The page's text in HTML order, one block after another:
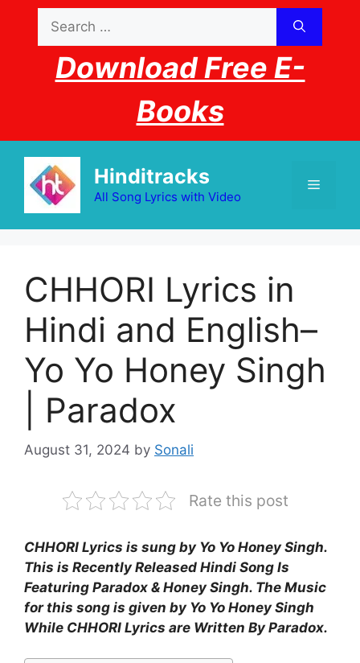
content
for:
Download Free E-
Books
Hinditracks
All Song Lyrics with Video
Menu
CHHORI Lyrics in
Hindi and English–
Yo Yo Honey Singh
| Paradox
August 31, 2024 by Sonali
Rate this post
CHHORI Lyrics is sung by Yo Yo Honey Singh.
This is Recently Released Hindi Song Is
Featuring Paradox & Honey Singh. The Music
for this song is given by Yo Yo Honey Singh
While CHHORI Lyrics are Written By Paradox.